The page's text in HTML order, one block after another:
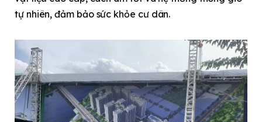
tự nhiên, đảm bảo sức khỏe cư dân.